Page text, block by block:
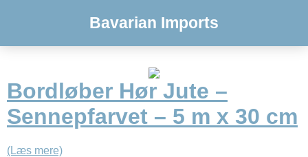
Bavarian Imports
Bordløber Hør Jute –
Sennepfarvet – 5 m x 30 cm
(Læs mere)